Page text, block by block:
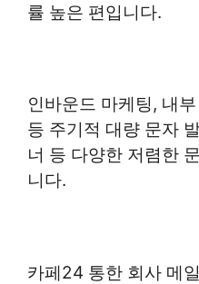
률 높은 편입니다.
인바운드 마케팅, 내
등 주기적 대량 문자
너 등 다양한 저렴한
니다.
카페24 통한 회사 메